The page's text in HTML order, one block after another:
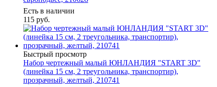
Есть в наличии
115 руб.
Быстрый просмотр
Набор чертежный малый ЮНЛАНДИЯ "START 3D"
(линейка 15 см, 2 треугольника, транспортир),
прозрачный, желтый, 210741